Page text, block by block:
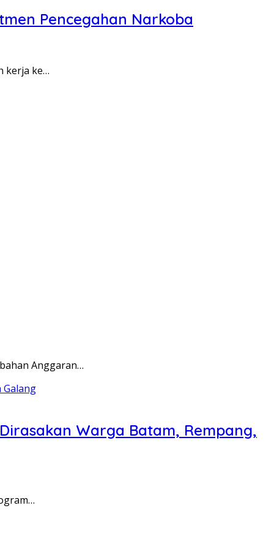
Pencegahan Narkoba
kerja ke…
Anggaran…
Warga Batam, Rempang,